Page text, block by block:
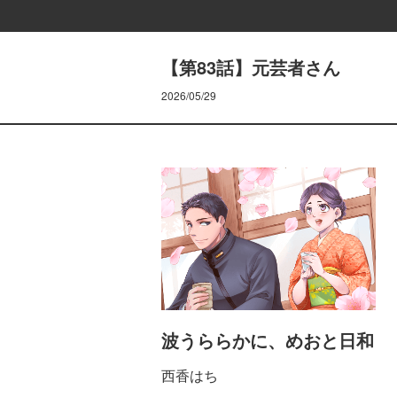
【第83話】元芸者さん
2026/05/29
波うららかに、めおと日和
西香はち